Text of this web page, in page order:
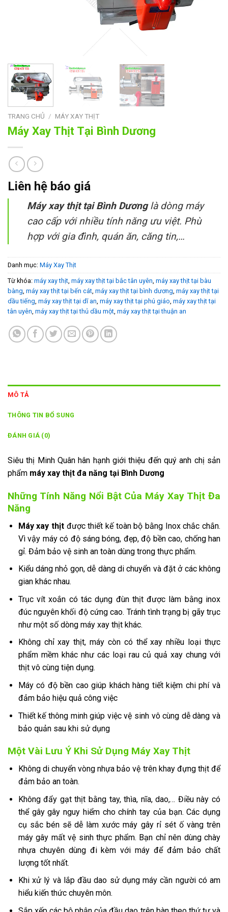
TRANG CHỦ / MÁY XAY THỊT
Máy Xay Thịt Tại Bình Dương
Liên hệ báo giá
Máy xay thịt tại Bình Dươnglà dòng máy
cao cấp với nhiều tính năng ưu việt. Phù
hợp với gia đình, quán ăn, căng tin,…
Danh mục: Máy Xay Thịt
Từ khóa: máy xay thịt, máy xay thịt tại bắc tân uyên, máy xay thịt tại bàu
bàng, máy xay thịt tại bến cát, máy xay thịt tại bình dương, máy xay thịt tại
dầu tiếng, máy xay thịt tại dĩ an, máy xay thịt tại phú giáo, máy xay thịt tại
tân uyên, máy xay thịt tại thủ dầu một, máy xay thịt tại thuận an
MÔ TẢ
THÔNG TIN BỔ SUNG
ĐÁNH GIÁ (0)
Siêu thị Minh Quân hân hạnh giới thiệu đến quý anh chị sản
phẩm máy xay thịt đa năng tại Bình Dương
Những Tính Năng Nổi Bật Của Máy Xay Thịt Đa
Năng
Máy xay thịt được thiết kế toàn bộ bằng Inox chắc chắn.
Vì vậy máy có độ sáng bóng, đẹp, độ bền cao, chống han
gỉ. Đảm bảo vệ sinh an toàn dùng trong thực phẩm.
Kiểu dáng nhỏ gọn, dễ dàng di chuyển và đặt ở các không
gian khác nhau.
Trục vít xoắn có tác dụng đùn thịt được làm bằng inox
đúc nguyên khối độ cứng cao. Tránh tình trạng bị gãy trục
như một số dòng máy xay thịt khác.
Không chỉ xay thịt, máy còn có thể xay nhiều loại thực
phẩm mềm khác như các loại rau củ quả xay chung với
thịt vô cùng tiện dụng.
Máy có độ bền cao giúp khách hàng tiết kiệm chi phí và
đảm bảo hiệu quả công việc
Thiết kế thông minh giúp việc vệ sinh vô cùng dễ dàng và
bảo quản sau khi sử dụng
Một Vài Lưu Ý Khi Sử Dụng Máy Xay Thịt
Không di chuyển vòng nhựa bảo vệ trên khay đựng thịt để
đảm bảo an toàn.
Không đẩy gạt thịt bằng tay, thìa, nĩa, dao,… Điều này có
thể gây gây nguy hiểm cho chính tay của bạn. Các dụng
cụ sắc bén sẽ dễ làm xước máy gây rỉ sét ố vàng trên
máy gây mất vệ sinh thực phẩm. Bạn chỉ nên dùng chày
nhựa chuyên dùng đi kèm với máy để đảm bảo chất
lượng tốt nhất.
Khi xử lý và lắp đầu dao sử dụng máy cần người có am
hiểu kiến thức chuyên môn.